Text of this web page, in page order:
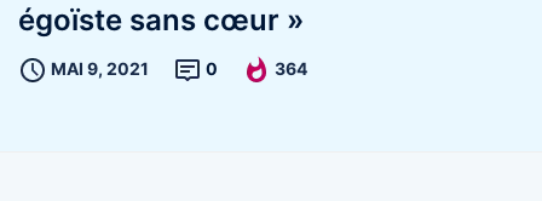
égoïste sans cœur »
MAI 9, 2021 0 364